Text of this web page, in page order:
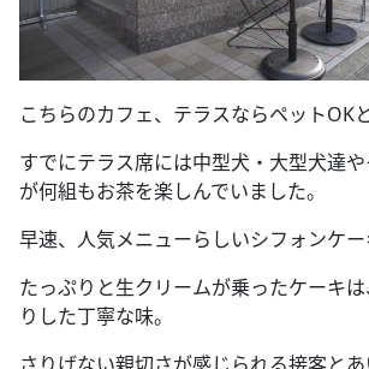
こちらのカフェ、テラスならペットOK
すでにテラス席には中型犬・大型犬達
が何組もお茶を楽しんでいました。
早速、人気メニューらしいシフォンケー
たっぷりと生クリームが乗ったケーキ
りした丁寧な味。